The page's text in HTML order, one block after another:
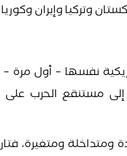
نفسها – أول مرة
مستنقع الحرب على
ومتداخلة ومتغيرة،